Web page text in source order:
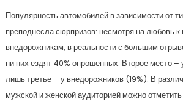
Популярность автомобилей в зависимости от
преподнесла сюрпризов: несмотря на любовь к
внедорожникам, в реальности с большим
ни них ездят 40% опрошенных. Второе место –
лишь третье – у внедорожников (19%). В
мужской и женской аудиторией можно